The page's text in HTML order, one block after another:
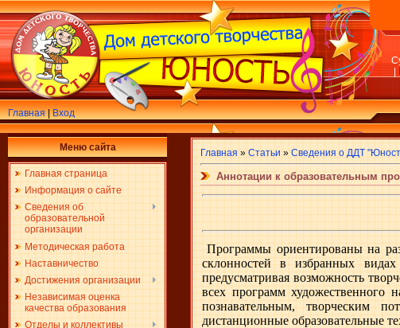
Главная|Вход
|
Меню сайта
Главная страница
Информация о сайте
Сведения об
образовательной
организации
Методическая работа
Наставничество
Достижения организации
Независимая оценка
качества образования
Отделы и коллективы
Главная » Статьи » Сведения о ДДТ
Аннотации к образовательным
Программы ориентированы на
склонностей в избранных
предусматривая возможность
всех программ художественного
познавательным, творческим
дистанционные образовательные